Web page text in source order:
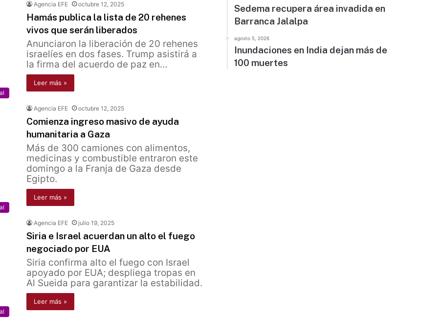
Agencia EFE octubre 12, 2025
Hamás publica la lista de 20 rehenes
vivos que serán liberados
Anunciaron la liberación de 20 rehenes
israelíes en dos fases. Trump asistirá a
la firma del acuerdo de paz en…
Leer más »
Agencia EFE octubre 12, 2025
Comienza ingreso masivo de ayuda
humanitaria a Gaza
Más de 300 camiones con alimentos,
medicinas y combustible entraron este
domingo a la Franja de Gaza desde
Egipto.
Leer más »
Agencia EFE julio 19, 2025
Siria e Israel acuerdan un alto el fuego
negociado por EUA
Siria confirma alto el fuego con Israel
apoyado por EUA; despliega tropas en
Al Sueida para garantizar la estabilidad.
Leer más »
Sedema recupera área invadida en
Barranca Jalalpa
agosto 5, 2026
Inundaciones en India dejan más de
100 muertes